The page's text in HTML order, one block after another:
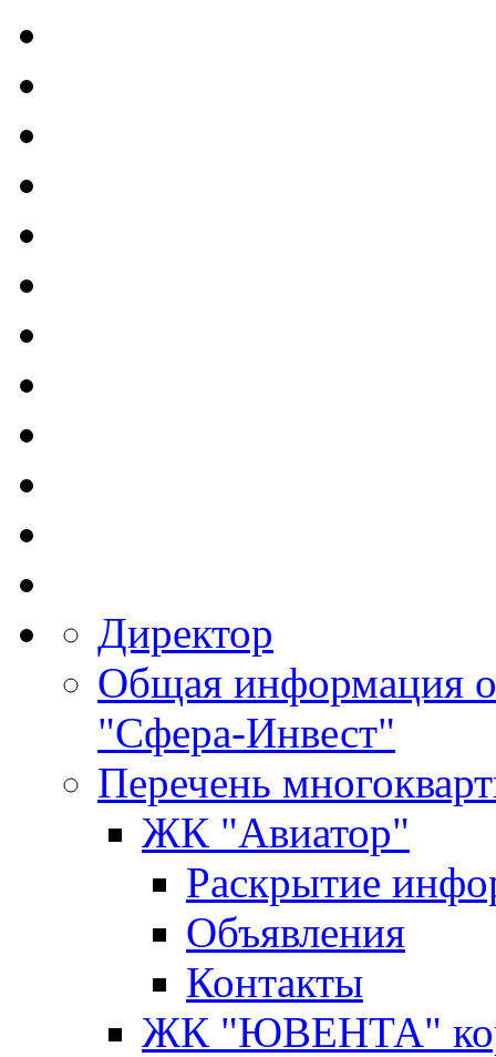
Директор
Общая информация
"Сфера-Инвест"
Перечень
ЖК "Авиатор"
Раскрытие
Объявления
Контакты
ЖК "ЮВЕНТА"